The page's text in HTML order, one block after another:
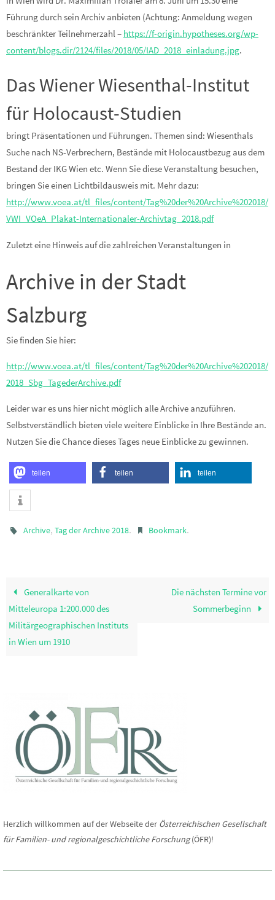
Führung durch sein Archiv anbieten (Achtung: Anmeldung wegen
beschränkter Teilnehmerzahl – https://f-origin.hypotheses.org/wp-
content/blogs.dir/2124/files/2018/05/IAD_2018_einladung.jpg.
Das Wiener Wiesenthal-Institut
für Holocaust-Studien
bringt Präsentationen und Führungen. Themen sind: Wiesenthals
Suche nach NS-Verbrechern, Bestände mit Holocaustbezug aus dem
Bestand der IKG Wien etc. Wenn Sie diese Veranstaltung besuchen,
bringen Sie einen Lichtbildausweis mit. Mehr dazu:
http://www.voea.at/tl_files/content/Tag%20der%20Archive%202018/
VWI_VOeA_Plakat-Internationaler-Archivtag_2018.pdf
Zuletzt eine Hinweis auf die zahlreichen Veranstaltungen in
Archive in der Stadt
Salzburg
Sie finden Sie hier:
http://www.voea.at/tl_files/content/Tag%20der%20Archive%202018/
2018_Sbg_TagederArchive.pdf
Leider war es uns hier nicht möglich alle Archive anzuführen.
Selbstverständlich bieten viele weitere Einblicke in Ihre Bestände an.
Nutzen Sie die Chance dieses Tages neue Einblicke zu gewinnen.
teilen teilen teilen
Archive,Tag der Archive 2018. Bookmark.
Generalkarte von
Mitteleuropa 1:200.000 des
Militärgeographischen Instituts
in Wien um 1910
Die nächsten Termine vor
Sommerbeginn
Herzlich willkommen auf der Webseite der Österreichischen Gesellschaft
für Familien- und regionalgeschichtliche Forschung(ÖFR)!